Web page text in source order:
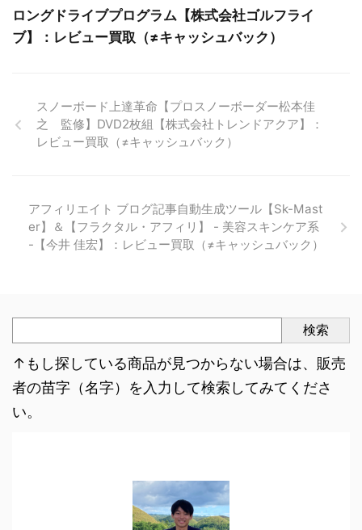
ロングドライブプログラム【株式会社ゴルフライ
ブ】：レビュー買取（≠キャッシュバック）
スノーボード上達革命【プロスノーボーダー松本佳
之 監修】DVD2枚組【株式会社トレンドアクア】：
レビュー買取（≠キャッシュバック）
アフィリエイト ブログ記事自動生成ツール【Sk-Mast
er】＆【フラクタル・アフィリ】 - 美容スキンケア系
-【今井 佳宏】：レビュー買取（≠キャッシュバック）
検索
↑もし探している商品が見つからない場合は、販売
者の苗字（名字）を入力して検索してみてくださ
い。